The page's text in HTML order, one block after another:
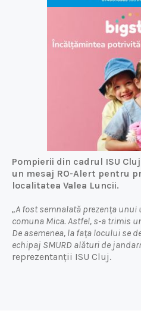
Pompierii din cadrul ISU
un mesaj RO-Alert pentru
localitatea Valea Luncii.
„A fost semnalată prezența unui
comuna Mica. Astfel, s-a trimis
De asemenea, la fața locului se
echipaj SMURD alături de
reprezentanții ISU Cluj.